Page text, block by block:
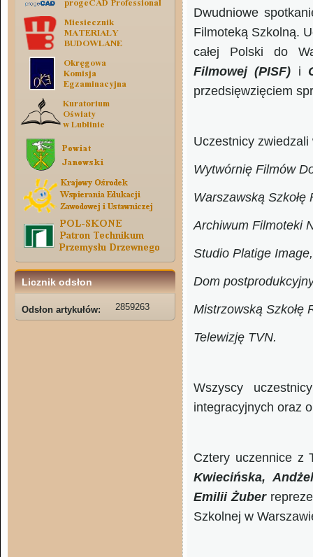
Licznik odsłon
Odsłon artykułów: 2859263
Dwudniowe
Filmoteką Szkolną.
całej Polski do
Filmowej (PISF) i
przedsięwzięciem
Uczestnicy
Wytwórnię Filmów
Warszawską Szkołę
Archiwum Filmoteki
Studio Platige Image,
Dom
Mistrzowską Szkołę
Telewizję TVN.
Wszyscy
integracyjnych oraz
Cztery uczennice z
Kwiecińska,
Emilii Żuber
Szkolnej w